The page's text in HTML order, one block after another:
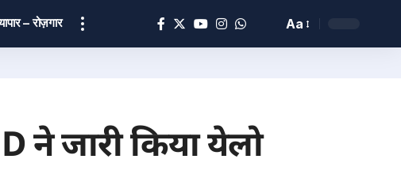
– रोज़गार Aa
ने जारी किया येलो